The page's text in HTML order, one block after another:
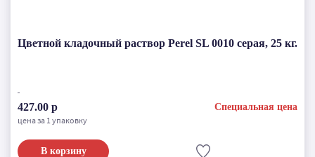
Цветной кладочный раствор Perel SL 0010 серая, 25 кг.
427.00 р
Специальная цена
цена за 1 упаковку
В корзину